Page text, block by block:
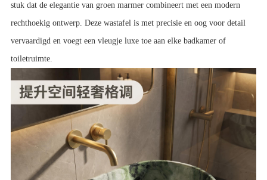
stuk dat de elegantie van groen marmer combineert met een modern
rechthoekig ontwerp. Deze wastafel is met precisie en oog voor detail
vervaardigd en voegt een vleugje luxe toe aan elke badkamer of
toiletruimte.